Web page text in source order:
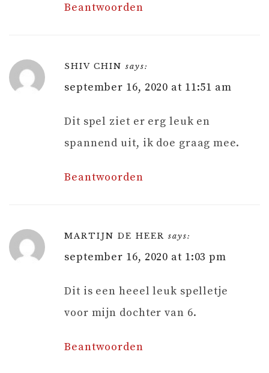
Beantwoorden
SHIV CHIN says:
september 16, 2020 at 11:51 am
Dit spel ziet er erg leuk en
spannend uit, ik doe graag mee.
Beantwoorden
MARTIJN DE HEER says:
september 16, 2020 at 1:03 pm
Dit is een heeel leuk spelletje
voor mijn dochter van 6.
Beantwoorden